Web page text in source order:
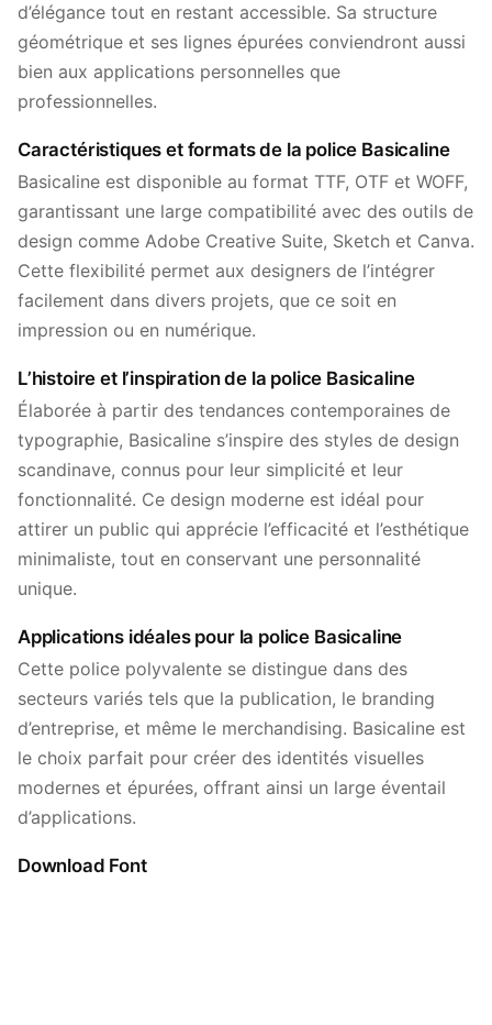
d’élégance tout en restant accessible. Sa structure
géométrique et ses lignes épurées conviendront aussi
bien aux applications personnelles que
professionnelles.
Caractéristiques et formats de la police Basicaline
Basicaline est disponible au format TTF, OTF et WOFF,
garantissant une large compatibilité avec des outils de
design comme Adobe Creative Suite, Sketch et Canva.
Cette flexibilité permet aux designers de l’intégrer
facilement dans divers projets, que ce soit en
impression ou en numérique.
L’histoire et l’inspiration de la police Basicaline
Élaborée à partir des tendances contemporaines de
typographie, Basicaline s’inspire des styles de design
scandinave, connus pour leur simplicité et leur
fonctionnalité. Ce design moderne est idéal pour
attirer un public qui apprécie l’efficacité et l’esthétique
minimaliste, tout en conservant une personnalité
unique.
Applications idéales pour la police Basicaline
Cette police polyvalente se distingue dans des
secteurs variés tels que la publication, le branding
d’entreprise, et même le merchandising. Basicaline est
le choix parfait pour créer des identités visuelles
modernes et épurées, offrant ainsi un large éventail
d’applications.
Download Font